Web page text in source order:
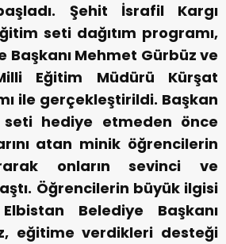
Şehit İsrafil Kargı
seti dağıtım programı,
Başkanı Mehmet Gürbüz ve
Eğitim Müdürü Kürşat
ile gerçekleştirildi. Başkan
hediye etmeden önce
atan minik öğrencilerin
onların sevinci ve
Öğrencilerin büyük ilgisi
Belediye Başkanı
eğitime verdikleri desteği